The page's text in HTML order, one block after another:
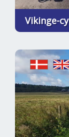
Vikinge-